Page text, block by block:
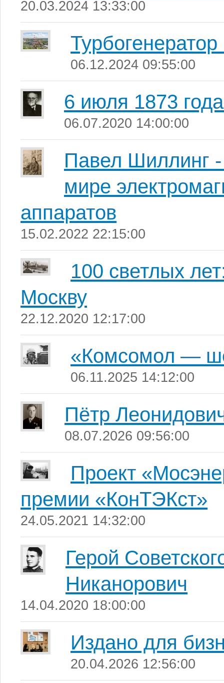
20.03.2024 13:33:00
06.12.2024 09:55:00
6 июля 1873
06.07.2020 14:00:00
Павел Шиллинг -
мире
аппаратов
15.02.2022 22:15:00
100 светлых
Москву
22.12.2020 12:17:00
«Комсомол —
06.11.2025 14:12:00
Пётр
08.07.2026 09:56:00
Проект
премии «КонТЭКст»
24.05.2021 14:32:00
Герой
Никанорович
14.04.2020 18:00:00
Издано для
20.04.2026 12:56:00